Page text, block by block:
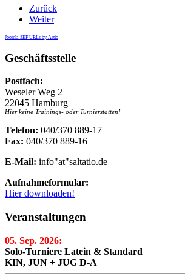
Zurück
Weiter
Joomla SEF URLs by Artio
Geschäftsstelle
Postfach:
Weseler Weg 2
22045 Hamburg
Hier keine Trainings- oder Turnierstätten!
Telefon: 040/370 889-17
Fax: 040/370 889-16
E-Mail: info"at"saltatio.de
Aufnahmeformular:
Hier downloaden!
Veranstaltungen
05. Sep. 2026:
Solo-Turniere Latein & Standard
KIN, JUN + JUG D-A